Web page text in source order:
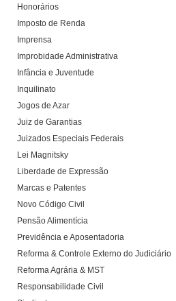
Honorários
Imposto de Renda
Imprensa
Improbidade Administrativa
Infância e Juventude
Inquilinato
Jogos de Azar
Juiz de Garantias
Juizados Especiais Federais
Lei Magnitsky
Liberdade de Expressão
Marcas e Patentes
Novo Código Civil
Pensão Alimentícia
Previdência e Aposentadoria
Reforma & Controle Externo do Judiciário
Reforma Agrária & MST
Responsabilidade Civil